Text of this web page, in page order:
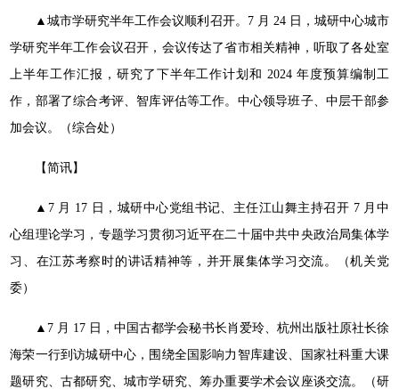
▲城市学研究半年工作会议顺利召开。7 月 24 日，城研中心城市
学研究半年工作会议召开，会议传达了省市相关精神，听取了各处室
上半年工作汇报，研究了下半年工作计划和 2024 年度预算编制工
作，部署了综合考评、智库评估等工作。中心领导班子、中层干部参
加会议。（综合处）
【简讯】
▲7 月 17 日，城研中心党组书记、主任江山舞主持召开 7 月 中
心组理论学习，专题学习贯彻习近平在二十届中共中央政治局集体学
习、在江苏考察时的讲话精神等，并开展集体学习交流。
（机关党
委）
▲7 月 17 日，中国古都学会秘书长肖爱玲、杭州出版社原社长徐
海荣一行到访城研中心，围绕全国影响力智库建设、国家社科重大课
题研究、古都研究、城市学研究、筹办重要学术会议 座谈交流。（研